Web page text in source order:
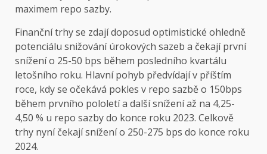
maximem repo sazby.
Finanční trhy se zdají doposud optimistické ohledně
potenciálu snižování úrokových sazeb a čekají první
snížení o 25-50 bps během posledního kvartálu
letošního roku. Hlavní pohyb předvídají v příštím
roce, kdy se očekává pokles v repo sazbě o 150bps
během prvního pololetí a další snížení až na 4,25-
4,50 % u repo sazby do konce roku 2023. Celkově
trhy nyní čekají snížení o 250-275 bps do konce roku
2024.